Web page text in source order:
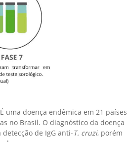
uma doença endêmica em 21 países
no Brasil. O diagnóstico da doença
de IgG anti-T. cruzi, porém